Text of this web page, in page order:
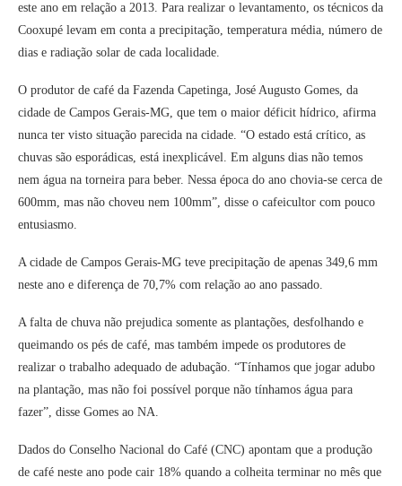
este ano em relação a 2013. Para realizar o levantamento, os técnicos da
Cooxupé levam em conta a precipitação, temperatura média, número de
dias e radiação solar de cada localidade.
O produtor de café da Fazenda Capetinga, José Augusto Gomes, da
cidade de Campos Gerais-MG, que tem o maior déficit hídrico, afirma
nunca ter visto situação parecida na cidade. “O estado está crítico, as
chuvas são esporádicas, está inexplicável. Em alguns dias não temos
nem água na torneira para beber. Nessa época do ano chovia-se cerca de
600mm, mas não choveu nem 100mm”, disse o cafeicultor com pouco
entusiasmo.
A cidade de Campos Gerais-MG teve precipitação de apenas 349,6 mm
neste ano e diferença de 70,7% com relação ao ano passado.
A falta de chuva não prejudica somente as plantações, desfolhando e
queimando os pés de café, mas também impede os produtores de
realizar o trabalho adequado de adubação. “Tínhamos que jogar adubo
na plantação, mas não foi possível porque não tínhamos água para
fazer”, disse Gomes ao NA.
Dados do Conselho Nacional do Café (CNC) apontam que a produção
de café neste ano pode cair 18% quando a colheita terminar no mês que